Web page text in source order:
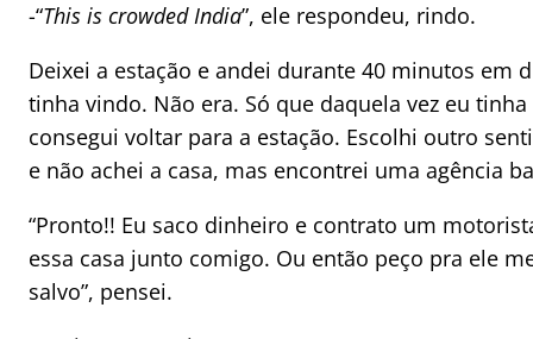
-“This is crowded India”, ele respondeu, rindo.
Deixei a estação e andei durante 40 minutos em
tinha vindo. Não era. Só que daquela vez eu
consegui voltar para a estação. Escolhi outro
e não achei a casa, mas encontrei uma agência
“Pronto!! Eu saco dinheiro e contrato um
essa casa junto comigo. Ou então peço pra ele
salvo”, pensei.